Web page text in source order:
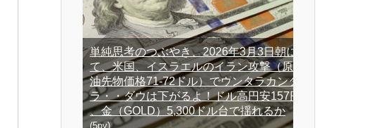
単純思考のつぶやき、2026年3月3日朝に
て、米国、イスラエルのイラン攻撃（原
油先物価格71-72ドル）でウンタラカンタ
ラ・・ダウは下がるよ！ドル高円安157円
、金（GOLD）5,300ドル台で揺れるか
(5pv)